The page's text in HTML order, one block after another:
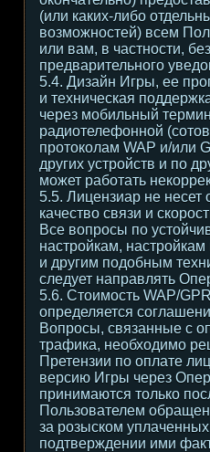
(или каких-либо
возможностей) всем
или вам, в частности,
предварительного
5.4. Дизайн Игры, ее
и техническая
через мобильный
радиотелефонной
протоколам WAP и/или
других устройств и по
может работать
5.5. Лицензиар не несет
качество связи и
Все вопросы по
настройкам,
и другим подобным
следует направлять
5.6. Стоимость WAP/
определяется
Вопросы, связанные с
трафика, необходимо
Претензии по оплате
версию Игры через
принимаются только
Пользователем
за розыском
подтверждении ими